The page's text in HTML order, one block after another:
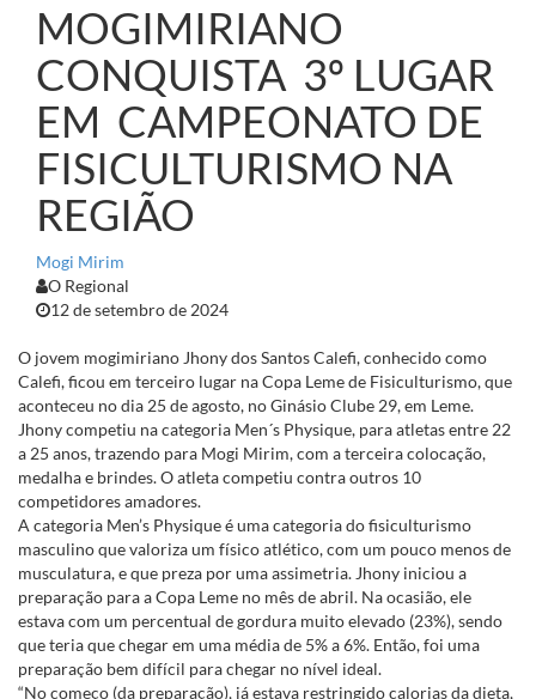
MOGIMIRIANO
CONQUISTA 3º LUGAR
EM CAMPEONATO DE
FISICULTURISMO NA
REGIÃO
Mogi Mirim
O Regional
12 de setembro de 2024
O jovem mogimiriano Jhony dos Santos Calefi, conhecido como
Calefi, ficou em terceiro lugar na Copa Leme de Fisiculturismo, que
aconteceu no dia 25 de agosto, no Ginásio Clube 29, em Leme.
Jhony competiu na categoria Men´s Physique, para atletas entre 22
a 25 anos, trazendo para Mogi Mirim, com a terceira colocação,
medalha e brindes. O atleta competiu contra outros 10
competidores amadores.
A categoria Men’s Physique é uma categoria do fisiculturismo
masculino que valoriza um físico atlético, com um pouco menos de
musculatura, e que preza por uma assimetria. Jhony iniciou a
preparação para a Copa Leme no mês de abril. Na ocasião, ele
estava com um percentual de gordura muito elevado (23%), sendo
que teria que chegar em uma média de 5% a 6%. Então, foi uma
preparação bem difícil para chegar no nível ideal.
“No começo (da preparação), já estava restringido calorias da dieta,